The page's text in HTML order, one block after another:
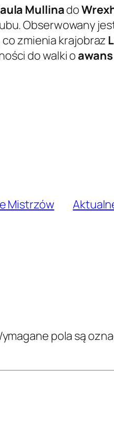
Mullinado
Obserwowany
zmienia krajobraz
do walki oawans
Mistrzów
pola są